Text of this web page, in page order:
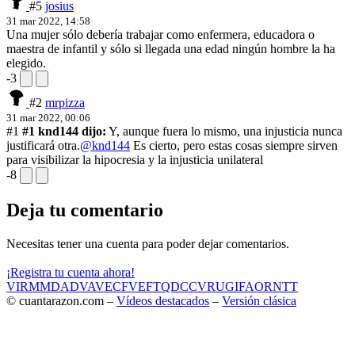
#5 josius
31 mar 2022, 14:58
Una mujer sólo debería trabajar como enfermera, educadora o
maestra de infantil y sólo si llegada una edad ningún hombre la ha
elegido.
-3
#2 mrpizza
31 mar 2022, 00:06
#1 #1 knd144 dijo: Y, aunque fuera lo mismo, una injusticia nunca
justificará otra.@knd144 Es cierto, pero estas cosas siempre sirven
para visibilizar la hipocresia y la injusticia unilateral
-8
Deja tu comentario
Necesitas tener una cuenta para poder dejar comentarios.
¡Registra tu cuenta ahora!
VIRMMDADVAVECFVEFTQDCCVRUGIFAORNTT
© cuantarazon.com – Vídeos destacados – Versión clásica